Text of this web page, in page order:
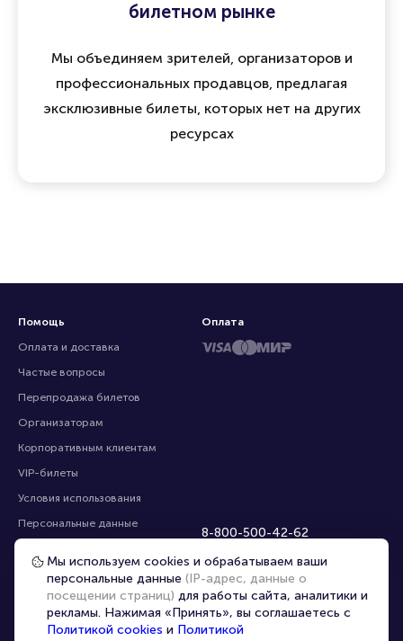
билетном рынке
Мы объединяем зрителей, организаторов и
профессиональных продавцов, предлагая
эксклюзивные билеты, которых нет на других
ресурсах
Помощь
Оплата и доставка
Частые вопросы
Перепродажа билетов
Организаторам
Корпоративным клиентам
VIP-билеты
Условия использования
Персональные данные
Контакты
Карта сайта
Управление cookies
8-800-500-42-62
info@portalbilet.ru
С 10:00 до 21:00,
звонок бесплатный
Все площадки
Оплата
Мы используем cookies и обрабатываем ваши
персональные данные (IP-адрес, данные о
посещении страниц) для работы сайта, аналитики и
рекламы. Нажимая «Принять», вы соглашаетесь с
Политикой cookies и Политикой